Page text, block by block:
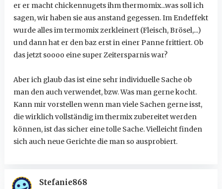
er er macht chickennugets ihm thermomix...was soll ich
sagen, wir haben sie aus anstand gegessen. Im Endeffekt
wurde alles im termomix zerkleinert (Fleisch, Brösel,...)
und dann hat er den baz erst in einer Panne frittiert. Ob
das jetzt soooo eine super Zeitersparnis war?
Aber ich glaub das ist eine sehr individuelle Sache ob
man den auch verwendet, bzw. Was man gerne kocht.
Kann mir vorstellen wenn man viele Sachen gerne isst,
die wirklich vollständig im thermix zubereitet werden
können, ist das sicher eine tolle Sache. Vielleicht finden
sich auch neue Gerichte die man so ausprobiert.
Stefanie868